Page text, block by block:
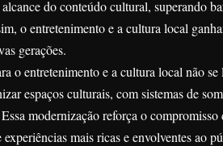
do conteúdo cultural, superando
o entretenimento e a cultura local
gerações.
o entretenimento e a cultura local não
espaços culturais, com sistemas de
modernização reforça o
mais ricas e envolventes ao